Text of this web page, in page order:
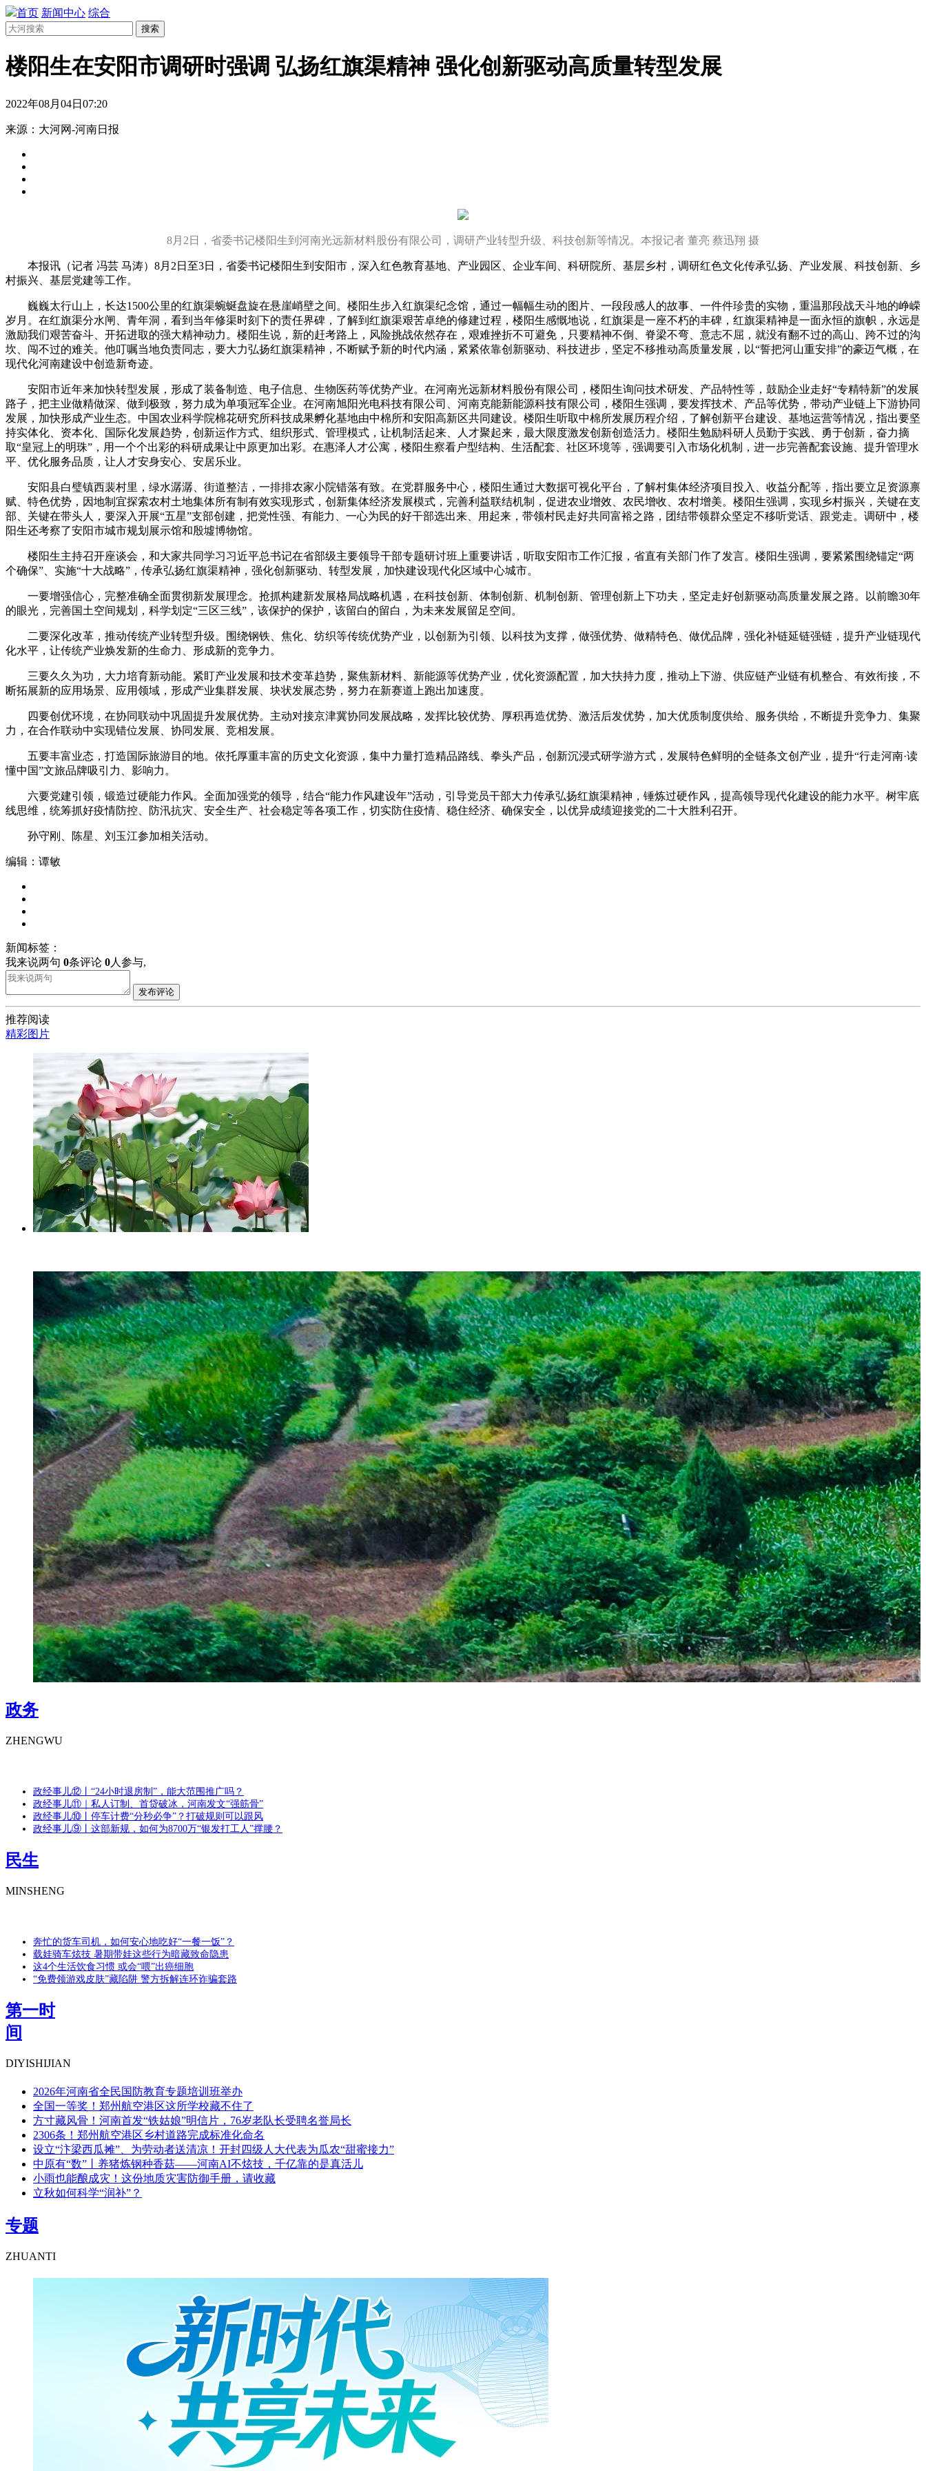
首页 新闻中心 综合
搜索
楼阳生在安阳市调研时强调 弘扬红旗渠精神 强化创新驱动高质量转型发展
2022年08月04日07:20
来源：大河网-河南日报
8月2日，省委书记楼阳生到河南光远新材料股份有限公司，调研产业转型升级、科技创新等情况。本报记者 董亮 蔡迅翔 摄
本报讯（记者 冯芸 马涛）8月2日至3日，省委书记楼阳生到安阳市，深入红色教育基地、产业园区、企业车间、科研院所、基层乡村，调研红色文化传承弘扬、产业发展、科技创新、乡
村振兴、基层党建等工作。
巍巍太行山上，长达1500公里的红旗渠蜿蜒盘旋在悬崖峭壁之间。楼阳生步入红旗渠纪念馆，通过一幅幅生动的图片、一段段感人的故事、一件件珍贵的实物，重温那段战天斗地的峥嵘
岁月。在红旗渠分水闸、青年洞，看到当年修渠时刻下的责任界碑，了解到红旗渠艰苦卓绝的修建过程，楼阳生感慨地说，红旗渠是一座不朽的丰碑，红旗渠精神是一面永恒的旗帜，永远是
激励我们艰苦奋斗、开拓进取的强大精神动力。楼阳生说，新的赶考路上，风险挑战依然存在，艰难挫折不可避免，只要精神不倒、脊梁不弯、意志不屈，就没有翻不过的高山、跨不过的沟
坎、闯不过的难关。他叮嘱当地负责同志，要大力弘扬红旗渠精神，不断赋予新的时代内涵，紧紧依靠创新驱动、科技进步，坚定不移推动高质量发展，以“誓把河山重安排”的豪迈气概，在
现代化河南建设中创造新奇迹。
安阳市近年来加快转型发展，形成了装备制造、电子信息、生物医药等优势产业。在河南光远新材料股份有限公司，楼阳生询问技术研发、产品特性等，鼓励企业走好“专精特新”的发展
路子，把主业做精做深、做到极致，努力成为单项冠军企业。在河南旭阳光电科技有限公司、河南克能新能源科技有限公司，楼阳生强调，要发挥技术、产品等优势，带动产业链上下游协同
发展，加快形成产业生态。中国农业科学院棉花研究所科技成果孵化基地由中棉所和安阳高新区共同建设。楼阳生听取中棉所发展历程介绍，了解创新平台建设、基地运营等情况，指出要坚
持实体化、资本化、国际化发展趋势，创新运作方式、组织形式、管理模式，让机制活起来、人才聚起来，最大限度激发创新创造活力。楼阳生勉励科研人员勤于实践、勇于创新，奋力摘
取“皇冠上的明珠”，用一个个出彩的科研成果让中原更加出彩。在惠泽人才公寓，楼阳生察看户型结构、生活配套、社区环境等，强调要引入市场化机制，进一步完善配套设施、提升管理水
平、优化服务品质，让人才安身安心、安居乐业。
安阳县白璧镇西裴村里，绿水潺潺、街道整洁，一排排农家小院错落有致。在党群服务中心，楼阳生通过大数据可视化平台，了解村集体经济项目投入、收益分配等，指出要立足资源禀
赋、特色优势，因地制宜探索农村土地集体所有制有效实现形式，创新集体经济发展模式，完善利益联结机制，促进农业增效、农民增收、农村增美。楼阳生强调，实现乡村振兴，关键在支
部、关键在带头人，要深入开展“五星”支部创建，把党性强、有能力、一心为民的好干部选出来、用起来，带领村民走好共同富裕之路，团结带领群众坚定不移听党话、跟党走。调研中，楼
阳生还考察了安阳市城市规划展示馆和殷墟博物馆。
楼阳生主持召开座谈会，和大家共同学习习近平总书记在省部级主要领导干部专题研讨班上重要讲话，听取安阳市工作汇报，省直有关部门作了发言。楼阳生强调，要紧紧围绕锚定“两
个确保”、实施“十大战略”，传承弘扬红旗渠精神，强化创新驱动、转型发展，加快建设现代化区域中心城市。
一要增强信心，完整准确全面贯彻新发展理念。抢抓构建新发展格局战略机遇，在科技创新、体制创新、机制创新、管理创新上下功夫，坚定走好创新驱动高质量发展之路。以前瞻30年
的眼光，完善国土空间规划，科学划定“三区三线”，该保护的保护，该留白的留白，为未来发展留足空间。
二要深化改革，推动传统产业转型升级。围绕钢铁、焦化、纺织等传统优势产业，以创新为引领、以科技为支撑，做强优势、做精特色、做优品牌，强化补链延链强链，提升产业链现代
化水平，让传统产业焕发新的生命力、形成新的竞争力。
三要久久为功，大力培育新动能。紧盯产业发展和技术变革趋势，聚焦新材料、新能源等优势产业，优化资源配置，加大扶持力度，推动上下游、供应链产业链有机整合、有效衔接，不
断拓展新的应用场景、应用领域，形成产业集群发展、块状发展态势，努力在新赛道上跑出加速度。
四要创优环境，在协同联动中巩固提升发展优势。主动对接京津冀协同发展战略，发挥比较优势、厚积再造优势、激活后发优势，加大优质制度供给、服务供给，不断提升竞争力、集聚
力，在合作联动中实现错位发展、协同发展、竞相发展。
五要丰富业态，打造国际旅游目的地。依托厚重丰富的历史文化资源，集中力量打造精品路线、拳头产品，创新沉浸式研学游方式，发展特色鲜明的全链条文创产业，提升“行走河南·读
懂中国”文旅品牌吸引力、影响力。
六要党建引领，锻造过硬能力作风。全面加强党的领导，结合“能力作风建设年”活动，引导党员干部大力传承弘扬红旗渠精神，锤炼过硬作风，提高领导现代化建设的能力水平。树牢底
线思维，统筹抓好疫情防控、防汛抗灾、安全生产、社会稳定等各项工作，切实防住疫情、稳住经济、确保安全，以优异成绩迎接党的二十大胜利召开。
孙守刚、陈星、刘玉江参加相关活动。
编辑：谭敏
新闻标签：
我来说两句 0条评论 0人参与,
发布评论
推荐阅读